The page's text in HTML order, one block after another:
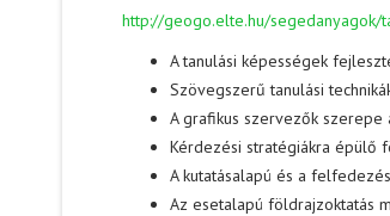
http://geogo.elte.hu/segedanyagok/
A tanulási képességek
Szövegszerű tanulási
A grafikus szervezők
Kérdezési stratégiákra épülő
A kutatásalapú és a
Az esetalapú földrajzoktatás